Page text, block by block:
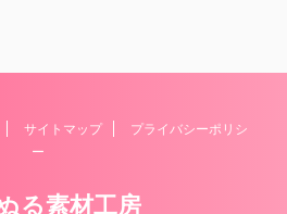
サイトマップ
プライバシーポリシ
ー
る素材工房